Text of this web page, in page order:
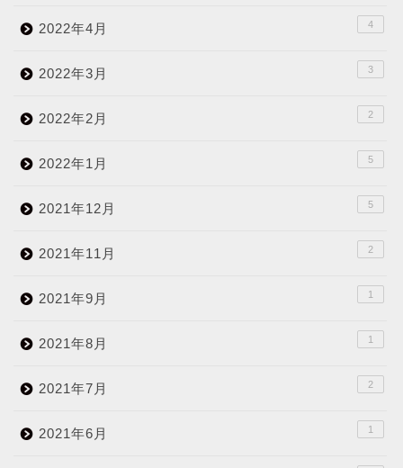
2022年4月 4
2022年3月 3
2022年2月 2
2022年1月 5
2021年12月 5
2021年11月 2
2021年9月 1
2021年8月 1
2021年7月 2
2021年6月 1